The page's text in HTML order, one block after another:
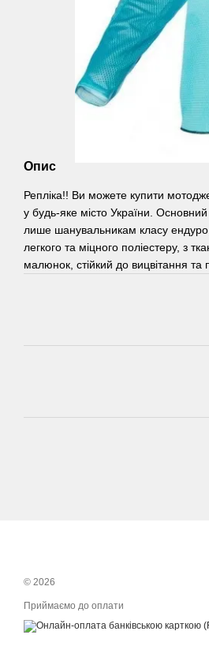
Опис
Репліка!! Ви можете купити
у будь-яке місто України.
лише шанувальникам класу
легкого та міцного поліестеру, з
малюнок, стійкий до вицвітання та
© 2026
Приймаємо до оплати